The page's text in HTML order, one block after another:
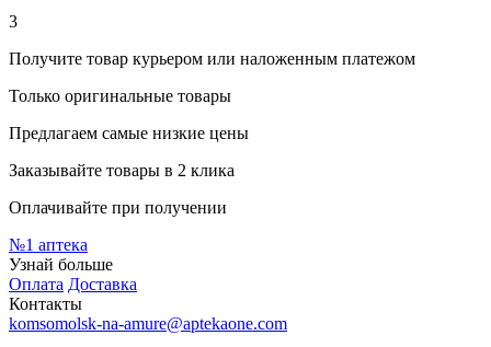
3
Получите товар курьером или наложенным платежом
Только оригинальные товары
Предлагаем самые низкие цены
Заказывайте товары в 2 клика
Оплачивайте при получении
№1 аптека
Узнай больше
Оплата Доставка
Контакты
komsomolsk-na-amure@aptekaone.com